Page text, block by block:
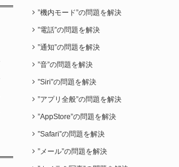
”機内モード”の問題を解決
”電話”の問題を解決
”通知”の問題を解決
”音”の問題を解決
”Siri”の問題を解決
”アプリ全般”の問題を解決
”AppStore”の問題を解決
”Safari”の問題を解決
”メール”の問題を解決